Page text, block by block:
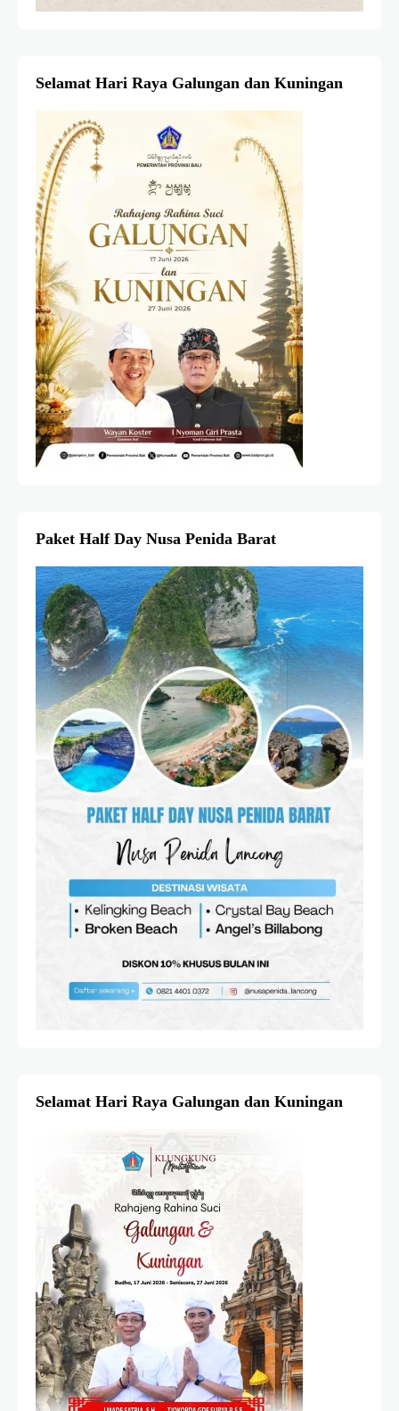
Selamat Hari Raya Galungan dan Kuningan
Paket Half Day Nusa Penida Barat
Selamat Hari Raya Galungan dan Kuningan